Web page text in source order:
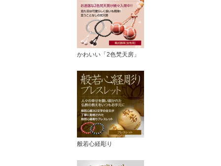
かわいい「2色梵天房」
般若心経彫り